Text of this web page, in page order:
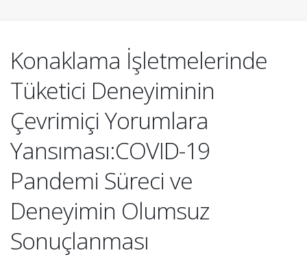
Konaklama İşletmelerinde
Tüketici Deneyiminin
Çevrimiçi Yorumlara
Yansıması:COVID-19
Pandemi Süreci ve
Deneyimin Olumsuz
Sonuçlanması